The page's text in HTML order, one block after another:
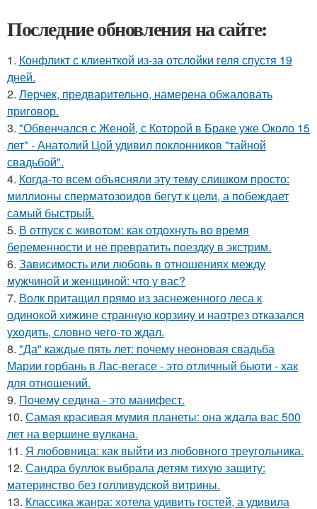
Последние обновления на сайте:
1. Конфликт с клиенткой из-за отслойки геля спустя 19
дней.
2. Лерчек, предварительно, намерена обжаловать
приговор.
3. "Обвенчался с Женой, с Которой в Браке уже Около 15
лет" - Анатолий Цой удивил поклонников "тайной
свадьбой".
4. Когда-то всем объясняли эту тему слишком просто:
миллионы сперматозоидов бегут к цели, а побеждает
самый быстрый.
5. В отпуск с животом: как отдохнуть во время
беременности и не превратить поездку в экстрим.
6. Зависимость или любовь в отношениях между
мужчиной и женщиной: что у вас?
7. Волк притащил прямо из заснеженного леса к
одинокой хижине странную корзину и наотрез отказался
уходить, словно чего-то ждал.
8. "Да" каждые пять лет: почему неоновая свадьба
Марии горбань в Лас-вегасе - это отличный бьюти - хак
для отношений.
9. Почему седина - это манифест.
10. Самая красивая мумия планеты: она ждала вас 500
лет на вершине вулкана.
11. Я любовница: как выйти из любовного треугольника.
12. Сандра буллок выбрала детям тихую защиту:
материнство без голливудской витрины.
13. Классика жанра: хотела удивить гостей, а удивила